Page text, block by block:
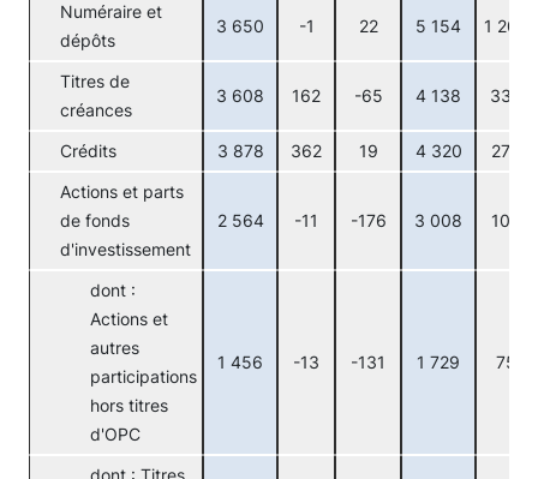
Numéraire et
dépôts
3 650 -1 22 5 154 1 202
Titres de
créances
3 608 162 -65 4 138 337
Crédits 3 878 362 19 4 320 273
Actions et parts
de fonds
d'investissement
2 564 -11 -176 3 008 108
dont :
Actions et
autres
participations
hors titres
d'OPC
1 456 -13 -131 1 729 75